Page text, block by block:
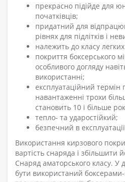
прекрасно підійде для
початківців;
придатний для
рівнях для підлітків і
належить до класу
покриття боксерського
особливого догляду
використанні;
експлуатаційний
навантаженні трохи
становить 10 і більше
тепло- та ударостійкий;
безпечний в
Використання кирзового
вартість снаряда і збільшити
Снаряд аматорського класу. У
бути використаний